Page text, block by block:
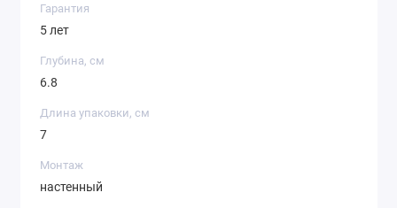
Гарантия
5 лет
Глубина, см
6.8
Длина упаковки, см
7
Монтаж
настенный